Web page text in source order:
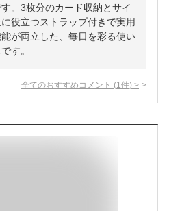
。3枚分のカード収納とサイ
役立つストラップ付きで実用
が両立した、毎日を彩る使い
す。
全てのおすすめコメント (1 件) >